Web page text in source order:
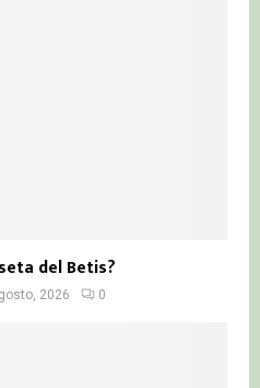
del Betis?
2026 0